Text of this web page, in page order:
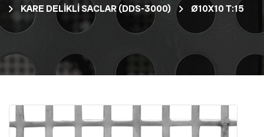
KARE DELIKLI SACLAR (DDS-3000)
Ø10X10 T:15